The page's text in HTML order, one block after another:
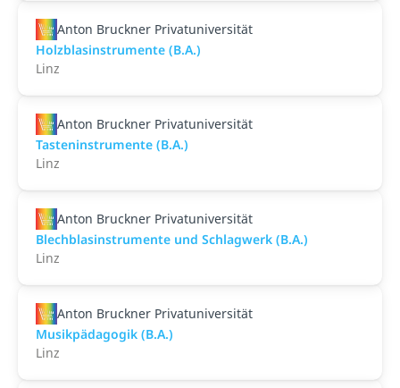
Anton Bruckner Privatuniversität
Holzblasinstrumente (B.A.)
Linz
Anton Bruckner Privatuniversität
Tasteninstrumente (B.A.)
Linz
Anton Bruckner Privatuniversität
Blechblasinstrumente und Schlagwerk (B.A.)
Linz
Anton Bruckner Privatuniversität
Musikpädagogik (B.A.)
Linz